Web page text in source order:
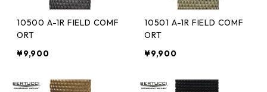
10500 A-1R FIELD COMF
ORT
¥9,900
10501 A-1R FIELD COMF
ORT
¥9,900